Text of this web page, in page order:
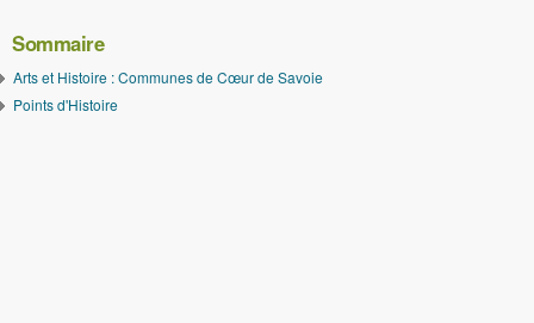
Sommaire
Arts et Histoire : Communes de Cœur de Savoie
Points d'Histoire